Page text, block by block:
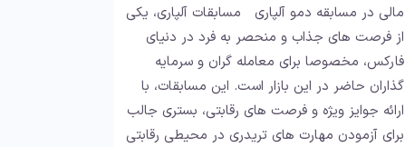
مالی در مسابقه دمو آلپاری مسابقات آلپاری، یکی
از فرصت‌ های جذاب و منحصر به فرد در دنیای
فارکس، مخصوصا برای معامله‌ گران و سرمایه‌
گذاران حاضر در این بازار است. این مسابقات، با
ارائه جوایز ویژه و فرصت‌ های رقابتی، بستری جالب
برای آزمودن مهارت‌ های تریدری در محیطی رقابتی